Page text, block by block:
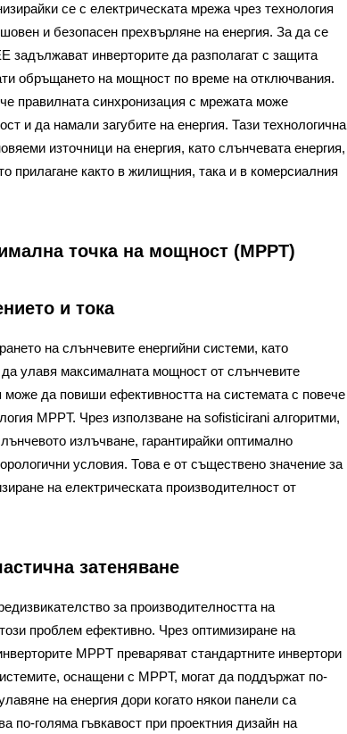
се с електрическата мрежа чрез технология
и безопасен прехвърляне на енергия. За да се
задължават инверторите да разполагат с защита
обръщането на мощност по време на отключвания.
правилната синхронизация с мрежата може
и да намали загубите на енергия. Тази технологична
източници на енергия, като слънчевата енергия,
прилагане както в жилищния, така и в комерсиалния
точка на мощност (MPPT)
и тока
на слънчевите енергийни системи, като
улавя максималната мощност от слънчевите
да повиши ефективността на системата с повече
MPPT. Чрез използване на sofisticirani алгоритми,
излъчване, гарантирайки оптимално
условия. Това е от съществено значение за
на електрическата производителност от
затеняване
за производителността на
проблем ефективно. Чрез оптимизиране на
MPPT преваряват стандартните инвертори
оснащени с MPPT, могат да поддържат по-
на енергия дори когато някои панели са
по-голяма гъвкавост при проектния дизайн на